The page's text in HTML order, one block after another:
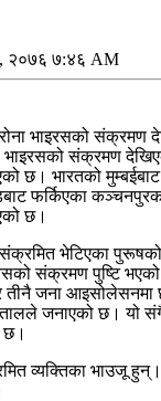
२०७६ ७:४६ AM
भाइरसको संक्रमण
भाइरसको संक्रमण
छ। भारतको
फर्किएका
छ।
भेटिएका
संक्रमण पुष्टि
तीनै जना
जनाएको छ। यो
छ।
व्यक्तिका भाउजू